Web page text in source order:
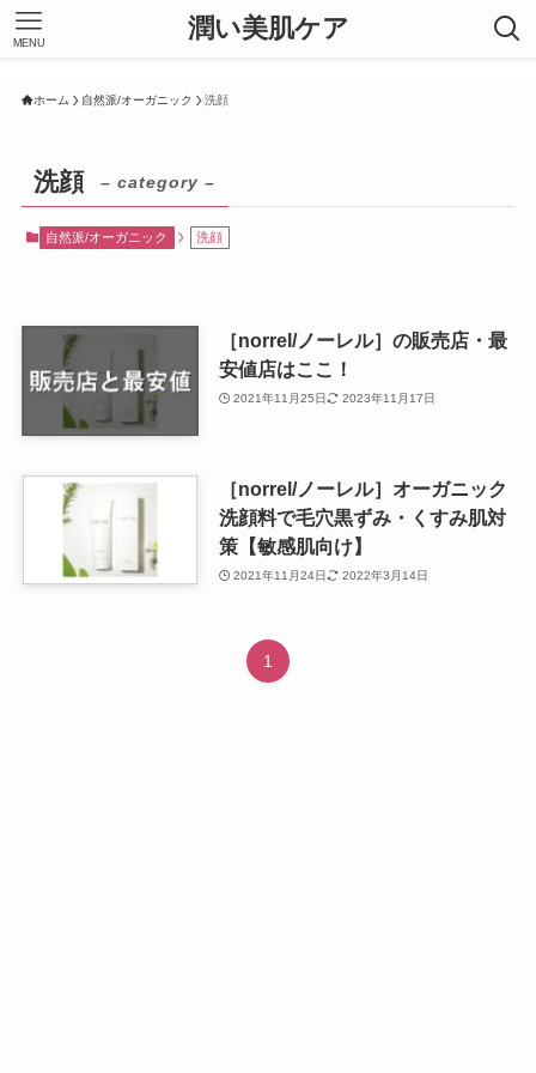
潤い美肌ケア
MENU
ホーム 自然派/オーガニック 洗顔
洗顔 – category –
自然派/オーガニック 洗顔
［norrel/ノーレル］の販売店・最
安値店はここ！
2021年11月25日 2023年11月17日
［norrel/ノーレル］オーガニック
洗顔料で毛穴黒ずみ・くすみ肌対
策【敏感肌向け】
2021年11月24日 2022年3月14日
1